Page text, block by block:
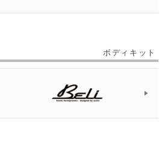
ボディキット